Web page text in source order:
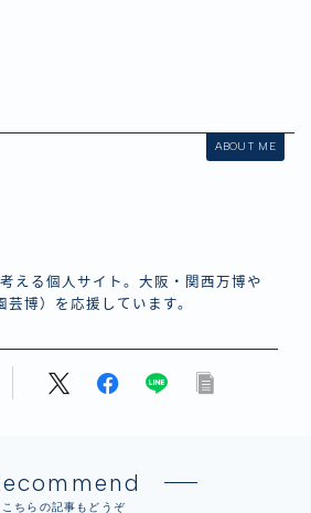
ABOUT ME
える個人サイト。大阪・関西万博や
博）を応援しています。
こちらの記事もどうぞ